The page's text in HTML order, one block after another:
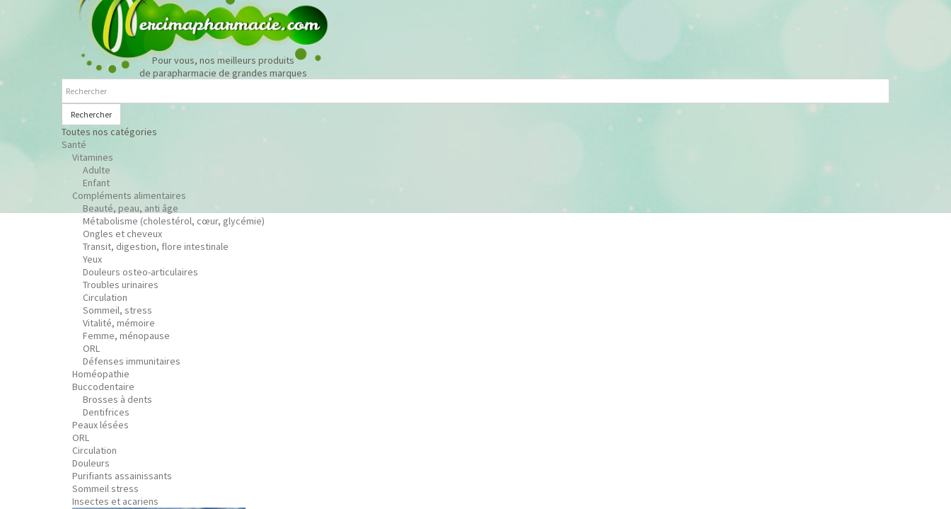
Pour vous, nos meilleurs produits
de parapharmacie de grandes marques
Rechercher
Toutes nos catégories
Santé
Vitamines
Adulte
Enfant
Compléments alimentaires
Beauté, peau, anti âge
Métabolisme (cholestérol, cœur, glycémie)
Ongles et cheveux
Transit, digestion, flore intestinale
Yeux
Douleurs osteo-articulaires
Troubles urinaires
Circulation
Sommeil, stress
Vitalité, mémoire
Femme, ménopause
ORL
Défenses immunitaires
Homéopathie
Buccodentaire
Brosses à dents
Dentifrices
Peaux lésées
ORL
Circulation
Douleurs
Purifiants assainissants
Sommeil stress
Insectes et acariens